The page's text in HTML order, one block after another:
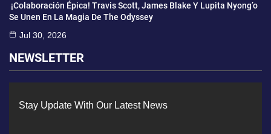
¡Colaboración Épica! Travis Scott, James Blake Y Lupita Nyong’o
Se Unen En La Magia De The Odyssey
Jul 30, 2026
NEWSLETTER
Stay Update With Our Latest News